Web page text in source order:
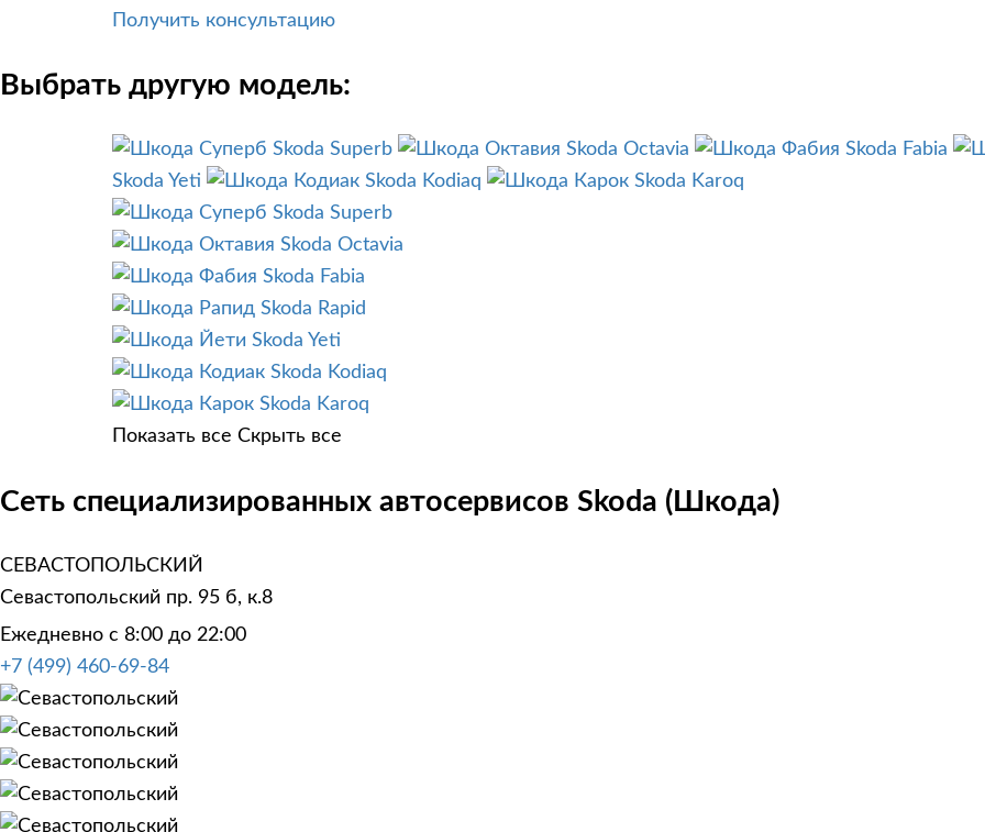
Получить консультацию
Выбрать другую модель:
Skoda Superb Skoda Octavia
Skoda Fabia
Skoda Yeti
Skoda Kodiaq
Skoda Karoq
Skoda Superb
Skoda Octavia
Skoda Fabia
Skoda Rapid
Skoda Yeti
Skoda Kodiaq
Skoda Karoq
Показать все Скрыть все
Сеть специализированных автосервисов Skoda (Шкода)
СЕВАСТОПОЛЬСКИЙ
Севастопольский пр. 95 б, к.8
Ежедневно с 8:00 до 22:00
+7 (499) 460-69-84